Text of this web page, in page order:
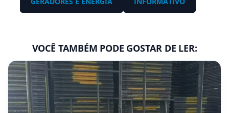
VOCÊ TAMBÉM PODE GOSTAR DE LER: